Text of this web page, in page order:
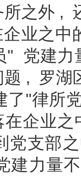
之外 ,
企业之
党建力
, 罗湖
了"律所
企业
党支部
建力量